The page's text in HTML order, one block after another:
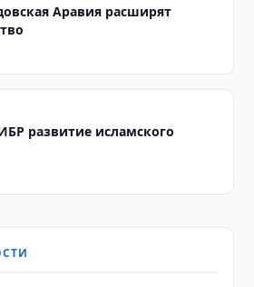
Аравия расширят
развитие исламского